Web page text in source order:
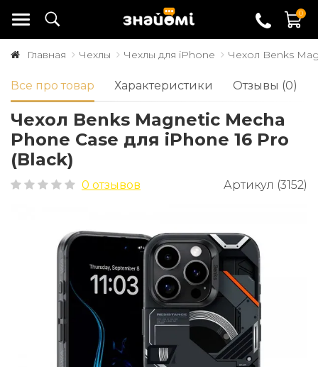
0
Главная Чехлы Чехлы для iPhone Чехол Benks
Все про товар Характеристики Отзывы (0)
Чехол Benks Magnetic Mecha
Phone Case для iPhone 16 Pro
(Black)
0 отзывов Артикул (3152)